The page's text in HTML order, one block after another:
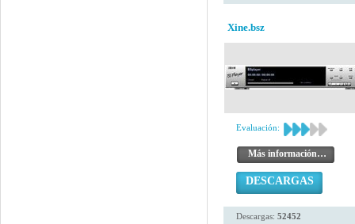
Xine.bsz
Evaluación:
Más información…
DESCARGAS
Descargas: 52452